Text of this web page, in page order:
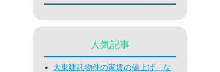
人気記事
大東建託物件の家賃の値上げ な